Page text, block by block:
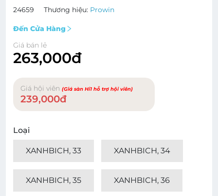
24659 Thương hiệu: Prowin
Đến Cửa Hàng
Giá bán lẻ
263,000đ
Giá hội viên (Giá sàn Hi1 hỗ trợ hội viên)
239,000đ
Loại
XANHBICH, 33 XANHBICH, 34
XANHBICH, 35 XANHBICH, 36